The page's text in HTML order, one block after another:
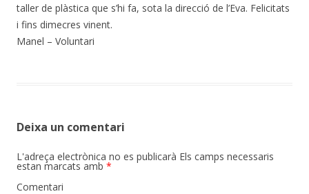
taller de plàstica que s’hi fa, sota la direcció de l’Eva. Felicitats
i fins dimecres vinent.
Manel – Voluntari
Deixa un comentari
L'adreça electrònica no es publicarà Els camps necessaris
estan marcats amb *
Comentari